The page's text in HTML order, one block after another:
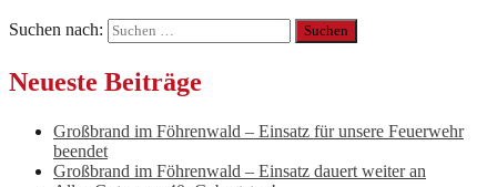
Suchen nach:
Neueste Beiträge
Großbrand im Föhrenwald – Einsatz für unsere Feuerwehr
beendet
Großbrand im Föhrenwald – Einsatz dauert weiter an